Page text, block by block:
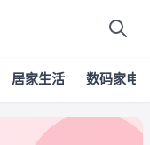
居家生活 数码家电